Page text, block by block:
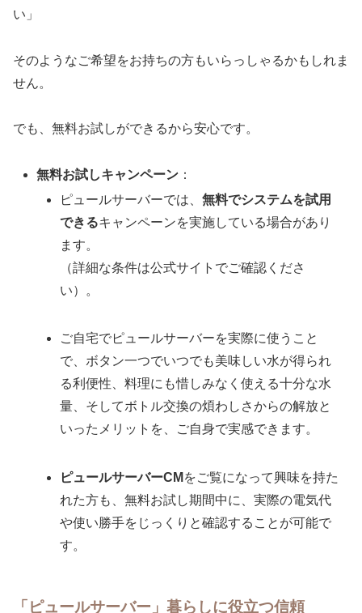
い」
そのようなご希望をお持ちの方もいらっしゃるかもしれま
せん。
でも、無料お試しができるから安心です。
無料お試しキャンペーン ：
ピュールサーバーでは、無料でシステムを試用
できるキャンペーンを実施している場合があり
ます。
（詳細な条件は公式サイトでご確認くださ
い）。
ご自宅でピュールサーバーを実際に使うこと
で、ボタン一つでいつでも美味しい水が得られ
る利便性、料理にも惜しみなく使える十分な水
量、そしてボトル交換の煩わしさからの解放と
いったメリットを、ご自身で実感できます。
ピュールサーバーCM をご覧になって興味を持た
れた方も、無料お試し期間中に、実際の電気代
や使い勝手をじっくりと確認することが可能で
す。
「ピュールサーバー」暮らしに役立つ信頼